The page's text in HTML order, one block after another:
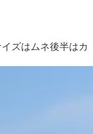
ズはムネ後半はカ